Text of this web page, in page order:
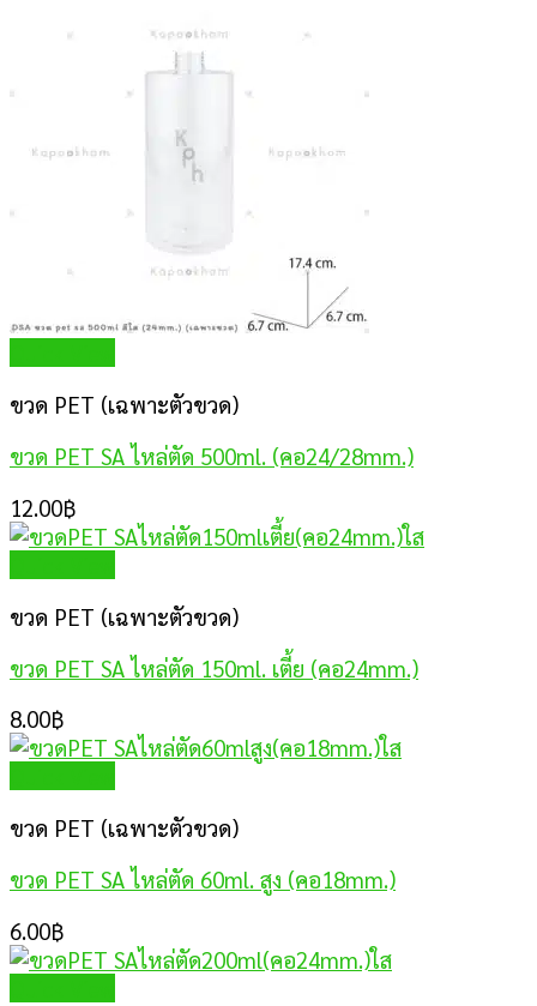
ขวด PET (เฉพาะตัวขวด)
ขวด PET SA ไหล่ตัด 500ml. (คอ24/28mm.)
12.00฿
ขวด PET (เฉพาะตัวขวด)
ขวด PET SA ไหล่ตัด 150ml. เตี้ย (คอ24mm.)
8.00฿
ขวด PET (เฉพาะตัวขวด)
ขวด PET SA ไหล่ตัด 60ml. สูง (คอ18mm.)
6.00฿